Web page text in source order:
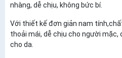
nhàng, dễ chịu, không bức bí.
Với thiết kế đơn giản nam
thoải mái, dễ chịu cho người mặc,
cho da.